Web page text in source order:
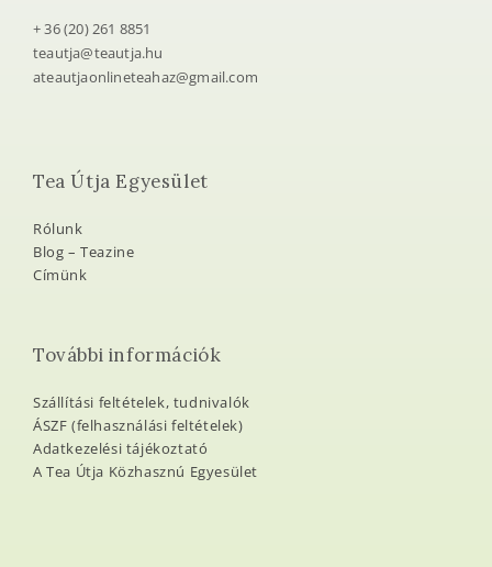
+ 36 (20) 261 8851
teautja@teautja.hu
ateautjaonlineteahaz@gmail.com
Tea Útja Egyesület
Rólunk
Blog – Teazine
Címünk
További információk
Szállítási feltételek, tudnivalók
ÁSZF (felhasználási feltételek)
Adatkezelési tájékoztató
A Tea Útja Közhasznú Egyesület